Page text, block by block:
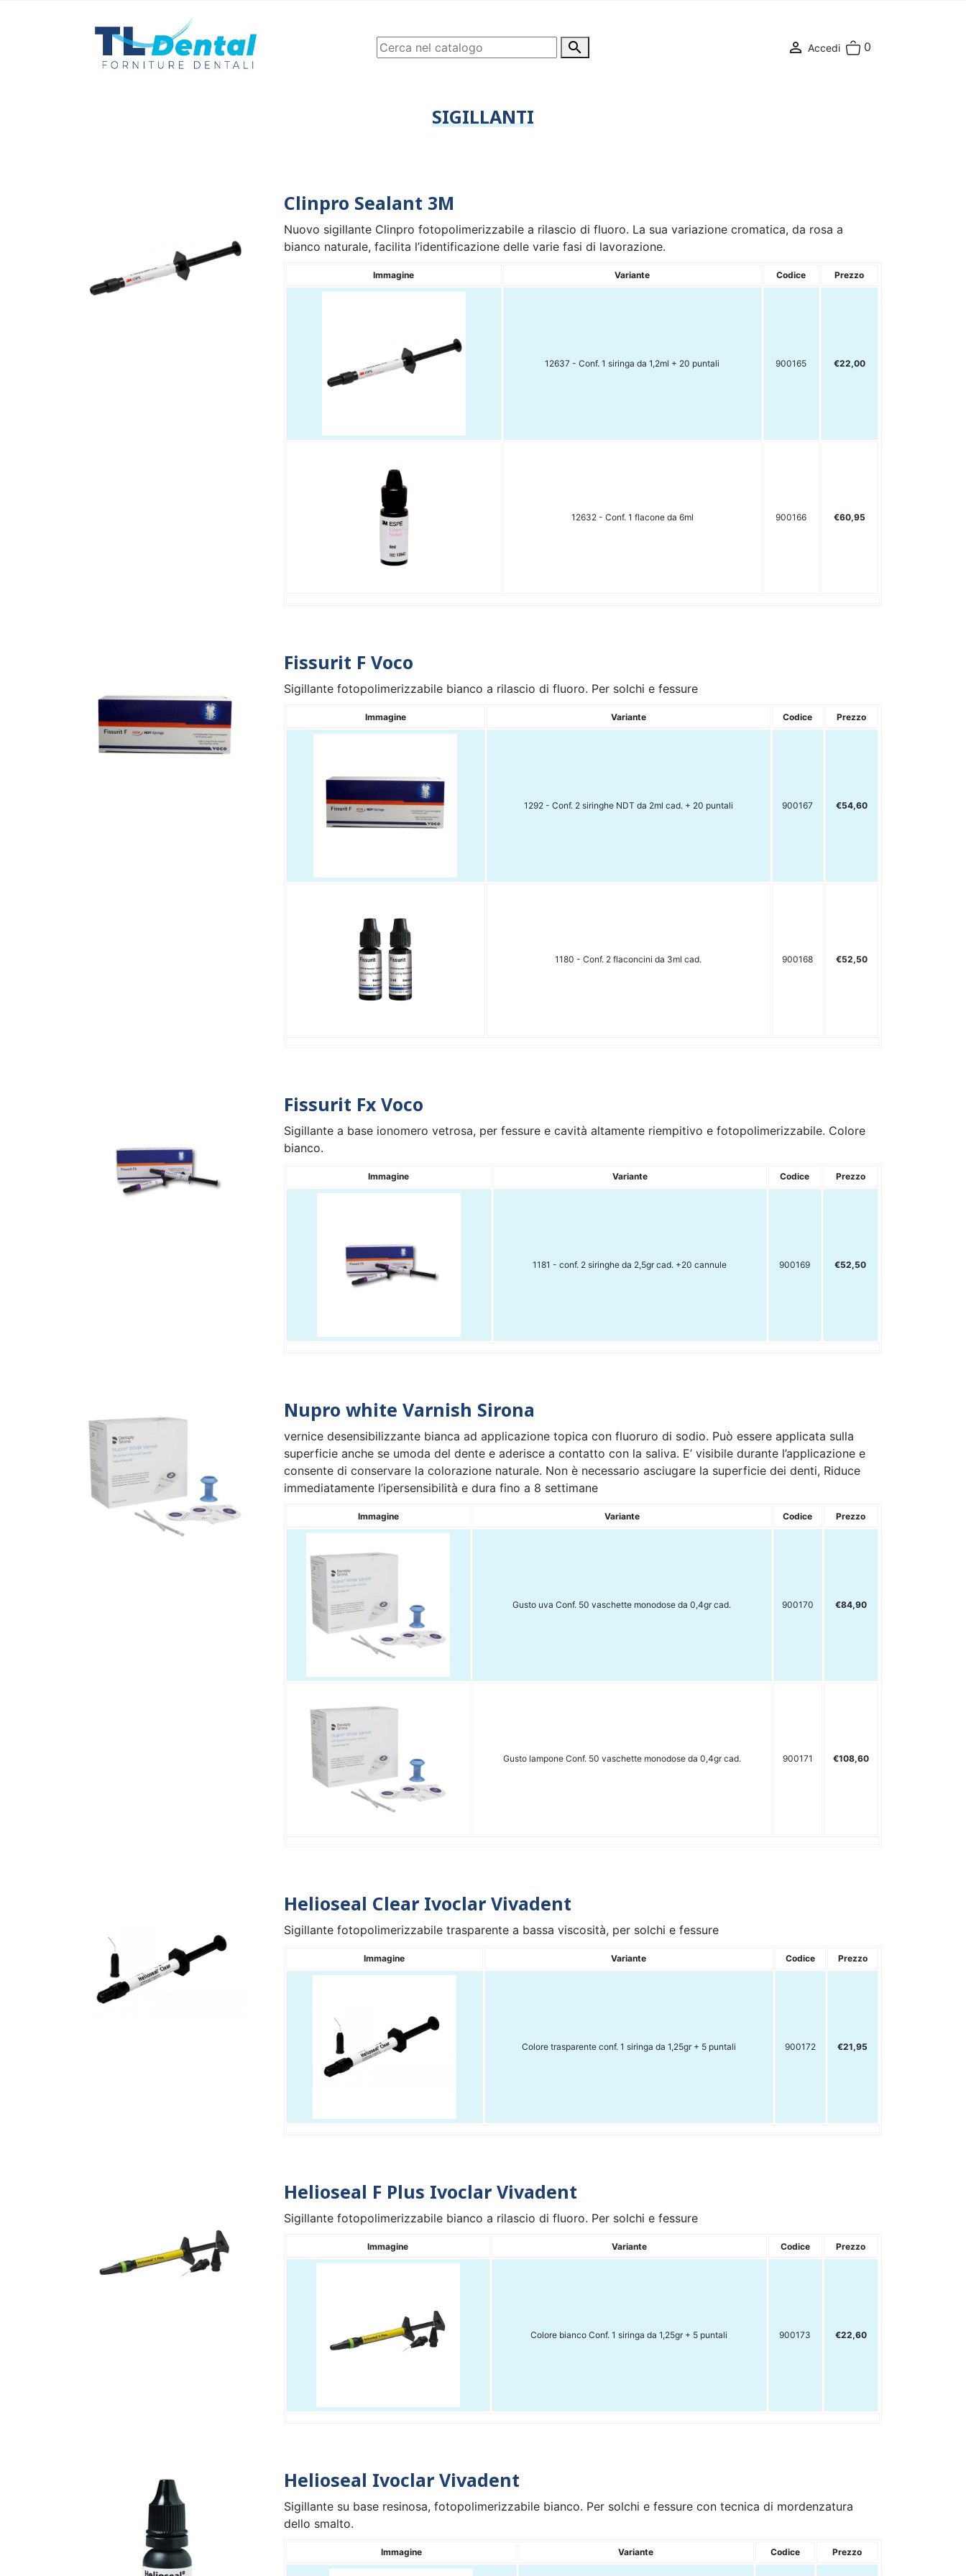
  Accedi 0
SIGILLANTI
Clinpro Sealant 3M
Nuovo sigillante Clinpro fotopolimerizzabile a rilascio di fluoro. La sua variazione cromatica, da rosa a
bianco naturale, facilita l’identificazione delle varie fasi di lavorazione.
Immagine Variante Codice Prezzo
12637 - Conf. 1 siringa da 1,2ml + 20 puntali 900165 €22,00
12632 - Conf. 1 flacone da 6ml 900166 €60,95
Fissurit F Voco
Sigillante fotopolimerizzabile bianco a rilascio di fluoro. Per solchi e fessure
Immagine Variante Codice Prezzo
1292 - Conf. 2 siringhe NDT da 2ml cad. + 20 puntali 900167 €54,60
1180 - Conf. 2 flaconcini da 3ml cad. 900168 €52,50
Fissurit Fx Voco
Sigillante a base ionomero vetrosa, per fessure e cavità altamente riempitivo e fotopolimerizzabile. Colore
bianco.
Immagine Variante Codice Prezzo
1181 - conf. 2 siringhe da 2,5gr cad. +20 cannule 900169 €52,50
Nupro white Varnish Sirona
vernice desensibilizzante bianca ad applicazione topica con fluoruro di sodio. Può essere applicata sulla
superficie anche se umoda del dente e aderisce a contatto con la saliva. E’ visibile durante l’applicazione e
consente di conservare la colorazione naturale. Non è necessario asciugare la superficie dei denti, Riduce
immediatamente l’ipersensibilità e dura fino a 8 settimane
Immagine Variante Codice Prezzo
Gusto uva Conf. 50 vaschette monodose da 0,4gr cad. 900170 €84,90
Gusto lampone Conf. 50 vaschette monodose da 0,4gr cad. 900171 €108,60
Helioseal Clear Ivoclar Vivadent
Sigillante fotopolimerizzabile trasparente a bassa viscosità, per solchi e fessure
Immagine Variante Codice Prezzo
Colore trasparente conf. 1 siringa da 1,25gr + 5 puntali 900172 €21,95
Helioseal F Plus Ivoclar Vivadent
Sigillante fotopolimerizzabile bianco a rilascio di fluoro. Per solchi e fessure
Immagine Variante Codice Prezzo
Colore bianco Conf. 1 siringa da 1,25gr + 5 puntali 900173 €22,60
Helioseal Ivoclar Vivadent
Sigillante su base resinosa, fotopolimerizzabile bianco. Per solchi e fessure con tecnica di mordenzatura
dello smalto.
Immagine Variante Codice Prezzo